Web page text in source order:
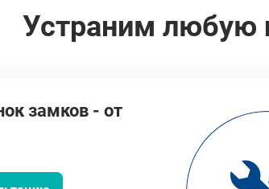
Устраним любую
замков - от